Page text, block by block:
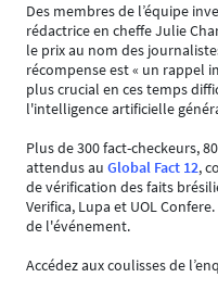
Des membres de l’équipe
rédactrice en cheffe Julie
le prix au nom des
récompense est « un rappel
plus crucial en ces temps
l'intelligence artificielle
Plus de 300 fact-checkeurs,
attendus au Global Fact 12,
de vérification des faits
Verifica, Lupa et UOL
de l'événement.
Accédez aux coulisses de